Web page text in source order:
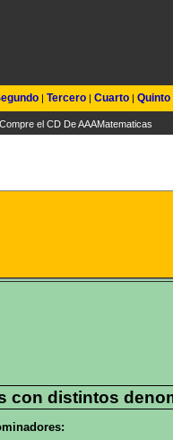
| Tercero | Cuarto | Quinto
Compre el CD De AAAMatematicas
con distintos